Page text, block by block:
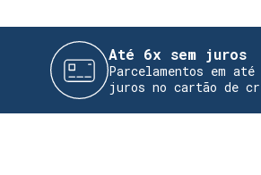
Até 6x sem juros
Parcelamentos em até 6x sem
juros no cartão de crédito